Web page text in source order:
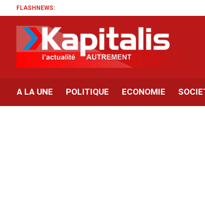
FLASHNEWS:
A LA UNE POLITIQUE ECONOMIE